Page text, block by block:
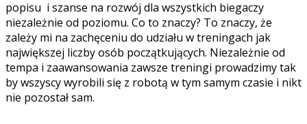
popisu i szanse na rozwój dla wszystkich biegaczy
niezależnie od poziomu. Co to znaczy? To znaczy, że
zależy mi na zachęceniu do udziału w treningach jak
największej liczby osób początkujących. Niezależnie od
tempa i zaawansowania zawsze treningi prowadzimy tak
by wszyscy wyrobili się z robotą w tym samym czasie i nikt
nie pozostał sam.